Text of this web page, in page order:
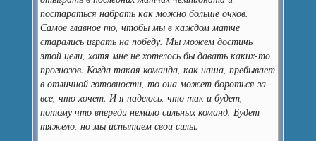
постараться набрать как можно больше очков.
Самое главное то, чтобы мы в каждом матче
старались играть на победу. Мы можем достичь
этой цели, хотя мне не хотелось бы давать каких-то
прогнозов. Когда такая команда, как наша, пребывает
в отличной готовности, то она может бороться за
все, что хочет. И я надеюсь, что так и будет,
потому что впереди немало сильных команд. Будет
тяжело, но мы испытаем свои силы.